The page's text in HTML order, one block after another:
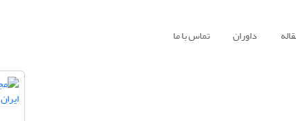
داوران تماس با ما